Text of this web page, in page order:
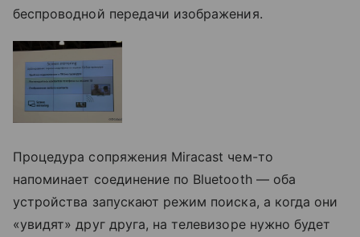
беспроводной передачи изображения.
Процедура сопряжения Miracast чем-то
напоминает соединение по Bluetooth — оба
устройства запускают режим поиска, а когда они
«увидят» друг друга, на телевизоре нужно будет